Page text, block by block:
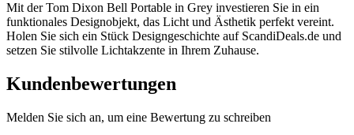
Mit der Tom Dixon Bell Portable in Grey investieren Sie in ein
funktionales Designobjekt, das Licht und Ästhetik perfekt vereint.
Holen Sie sich ein Stück Designgeschichte auf ScandiDeals.de und
setzen Sie stilvolle Lichtakzente in Ihrem Zuhause.
Kundenbewertungen
Melden Sie sich an, um eine Bewertung zu schreiben